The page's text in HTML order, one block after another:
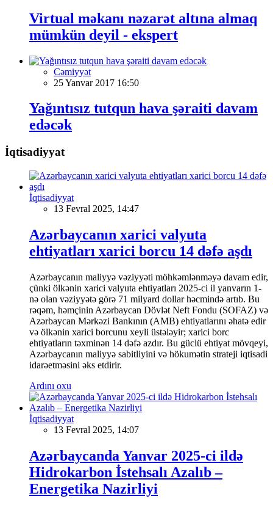
Virtual məkanı nəzarət altına almaq
mümkün deyil - ekspert
Cəmiyyət
25 Yanvar 2017 16:50
Yağıntısız tutqun hava şəraiti davam
edəcək
İqtisadiyyat
İqtisadiyyat
13 Fevral 2025, 14:47
Azərbaycanın xarici valyuta
ehtiyatları xarici borcu 14 dəfə aşdı
Azərbaycanın maliyyə vəziyyəti möhkəmlənməyə davam edir,
çünki ölkənin xarici valyuta ehtiyatları 2025-ci il yanvarın 1-
nə olan vəziyyətə görə 71 milyard dollar həcmində artıb. Bu
rəqəm, həmçinin Azərbaycan Dövlət Neft Fondu (SOFAZ) və
Azərbaycan Mərkəzi Bankının (AMB) ehtiyatlarını əhatə edir
və ölkənin xarici borcunu xeyli üstələyir; xarici borc
ehtiyatların təxminən 14 dəfə azdır. Bu güclü ehtiyat mövqeyi,
Azərbaycanın maliyyə sabitliyini və hökumətin strateji iqtisadi
idarəetməsini əks etdirir.
Ardını oxu
İqtisadiyyat
13 Fevral 2025, 14:07
Azərbaycanda Yanvar 2025-ci ildə
Hidrokarbon İstehsalı Azalıb –
Energetika Nazirliyi